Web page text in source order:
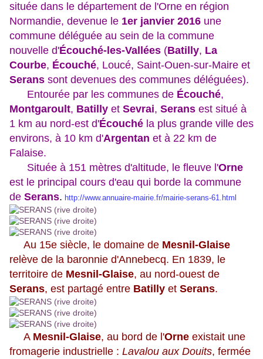
située dans le département de l'Orne en région
Normandie, devenue le 1er janvier 2016 une
commune déléguée au sein de la commune
nouvelle d'Écouché-les-Vallées (Batilly, La
Courbe, Écouché, Loucé, Saint-Ouen-sur-Maire et
Serans sont devenues des communes déléguées).
Entourée par les communes de Écouché,
Montgaroult, Batilly et Sevrai, Serans est situé à
1 km au nord-est d'Écouché la plus grande ville des
environs, à 10 km d'Argentan et à 22 km de
Falaise.
Située à 151 mètres d'altitude, le fleuve l'Orne
est le principal cours d'eau qui borde la commune
de Serans. http://www.annuaire-mairie.fr/mairie-serans-61.html
Au 15e siècle, le domaine de Mesnil-Glaise
relève de la baronnie d'Annebecq. En 1839, le
territoire de Mesnil-Glaise, au nord-ouest de
Serans, est partagé entre Batilly et Serans.
A Mesnil-Glaise, au bord de l'Orne existait une
fromagerie industrielle : Lavalou aux Douits, fermée